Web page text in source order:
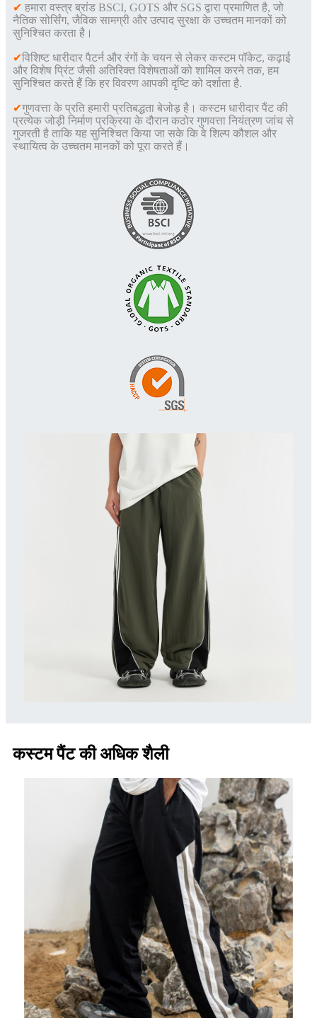
✔ हमारा वस्त्र ब्रांड BSCI, GOTS और SGS द्वारा प्रमाणित है, जो
नैतिक सोर्सिंग, जैविक सामग्री और उत्पाद सुरक्षा के उच्चतम मानकों को
सुनिश्चित करता है।
✔विशिष्ट धारीदार पैटर्न और रंगों के चयन से लेकर कस्टम पॉकेट, कढ़ाई
और विशेष प्रिंट जैसी अतिरिक्त विशेषताओं को शामिल करने तक, हम
सुनिश्चित करते हैं कि हर विवरण आपकी दृष्टि को दर्शाता है.
✔गुणवत्ता के प्रति हमारी प्रतिबद्धता बेजोड़ है। कस्टम धारीदार पैंट की
प्रत्येक जोड़ी निर्माण प्रक्रिया के दौरान कठोर गुणवत्ता नियंत्रण जांच से
गुजरती है ताकि यह सुनिश्चित किया जा सके कि वे शिल्प कौशल और
स्थायित्व के उच्चतम मानकों को पूरा करते हैं।
कस्टम पैंट की अधिक शैली